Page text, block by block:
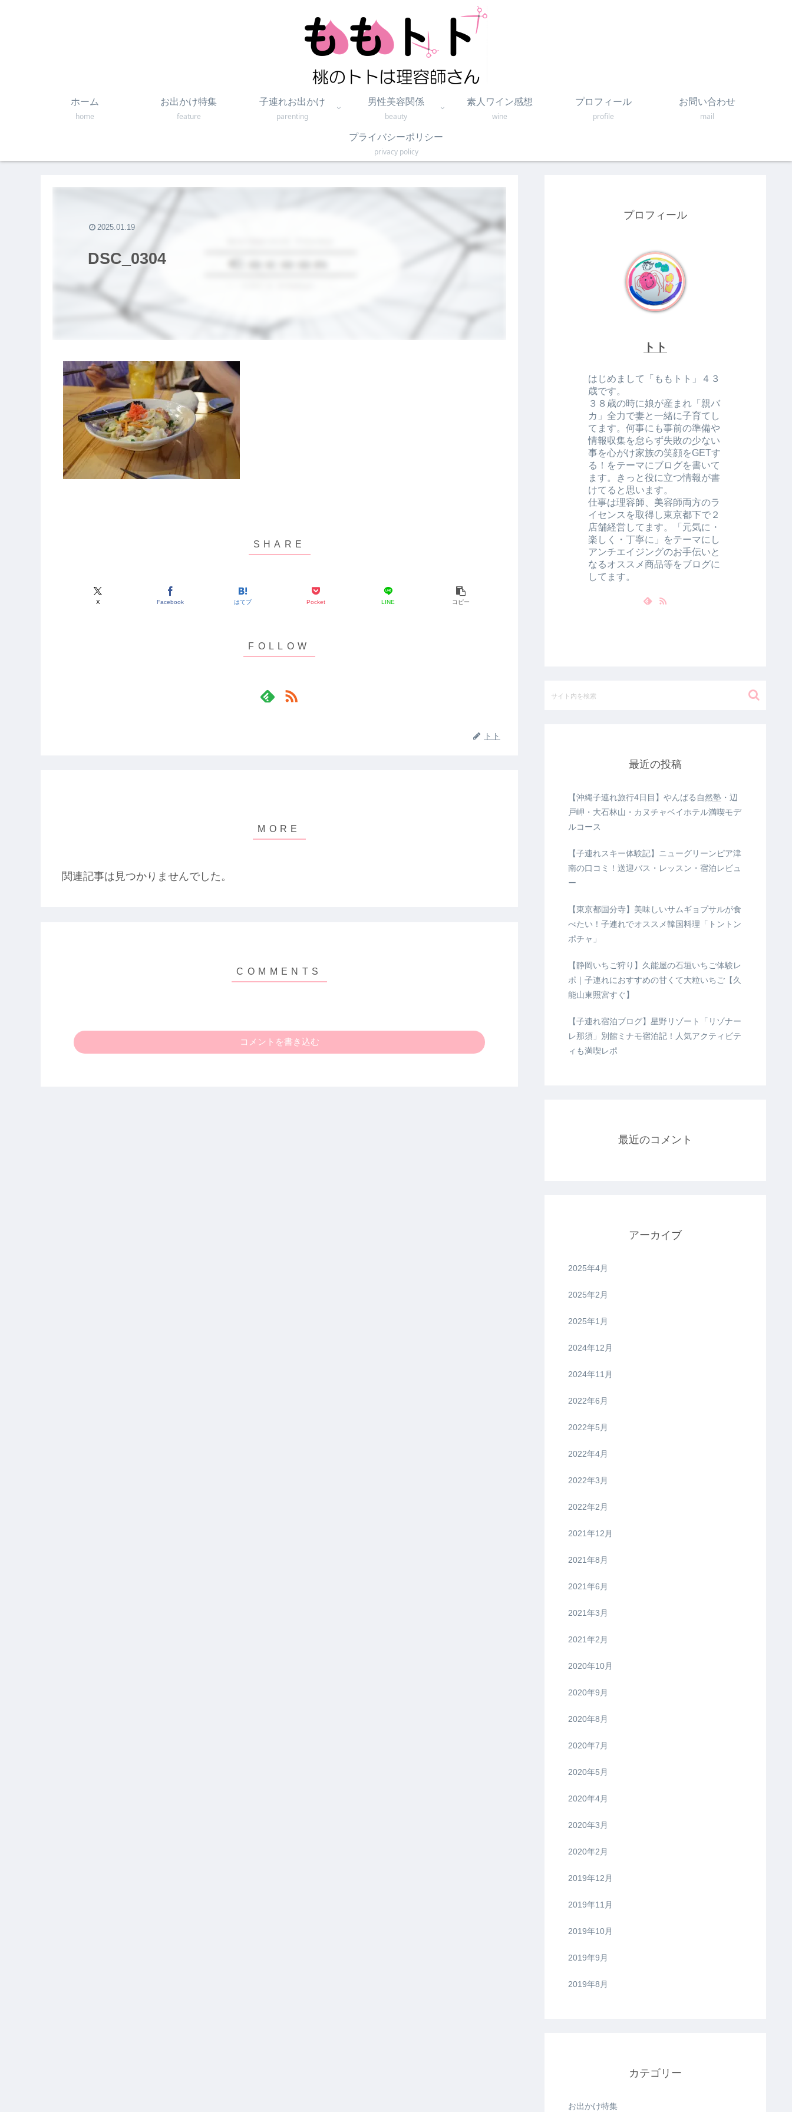
ホーム
home
お出かけ特集
feature
子連れお出かけ
parenting
男性美容関係
beauty
素人ワイン感想
wine
プロフィール
profile
お問い合わせ
mail
プライバシーポリシー
privacy policy
DSC_0304
2025.01.19
X Facebook はてブ Pocket LINE コピー
トト
関連記事は見つかりませんでした。
コメントを書き込む
プロフィール
トト
はじめまして「ももトト」４３
歳です。
３８歳の時に娘が産まれ「親バ
カ」全力で妻と一緒に子育てし
てます。何事にも事前の準備や
情報収集を怠らず失敗の少ない
事を心がけ家族の笑顔をGETす
る！をテーマにブログを書いて
ます。きっと役に立つ情報が書
けてると思います。
仕事は理容師、美容師両方のラ
イセンスを取得し東京都下で２
店舗経営してます。「元気に・
楽しく・丁寧に」をテーマにし
アンチエイジングのお手伝いと
なるオススメ商品等をブログに
してます。
最近の投稿
【沖縄子連れ旅行4日目】やんばる自然塾・辺
戸岬・大石林山・カヌチャベイホテル満喫モデ
ルコース
【子連れスキー体験記】ニューグリーンピア津
南の口コミ！送迎バス・レッスン・宿泊レビュ
ー
【東京都国分寺】美味しいサムギョプサルが食
べたい！子連れでオススメ韓国料理「トントン
ポチャ」
【静岡いちご狩り】久能屋の石垣いちご体験レ
ポ｜子連れにおすすめの甘くて大粒いちご【久
能山東照宮すぐ】
【子連れ宿泊ブログ】星野リゾート「リゾナー
レ那須」別館ミナモ宿泊記！人気アクティビテ
ィも満喫レポ
最近のコメント
アーカイブ
2025年4月
2025年2月
2025年1月
2024年12月
2024年11月
2022年6月
2022年5月
2022年4月
2022年3月
2022年2月
2021年12月
2021年8月
2021年6月
2021年3月
2021年2月
2020年10月
2020年9月
2020年8月
2020年7月
2020年5月
2020年4月
2020年3月
2020年2月
2019年12月
2019年11月
2019年10月
2019年9月
2019年8月
カテゴリー
お出かけ特集